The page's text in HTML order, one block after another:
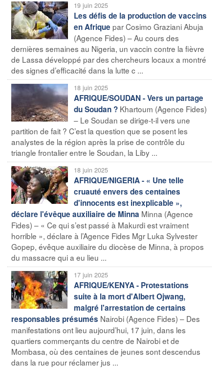
19 juin 2025
Les défis de la production de vaccins
en Afrique par Cosimo Graziani Abuja
(Agence Fides) – Au cours des
dernières semaines au Nigeria, un vaccin contre la fièvre
de Lassa développé par des chercheurs locaux a montré
des signes d’efficacité dans la lutte c ...
18 juin 2025
AFRIQUE/SOUDAN - Vers un partage
du Soudan ? Khartoum (Agence Fides)
– Le Soudan se dirige-t-il vers une
partition de fait ? C’est la question que se posent les
analystes de la région après la prise de contrôle du
triangle frontalier entre le Soudan, la Liby ...
18 juin 2025
AFRIQUE/NIGERIA - « Une telle
cruauté envers des centaines
d'innocents est inexplicable »,
déclare l'évêque auxiliaire de Minna Minna (Agence
Fides) – « Ce qui s’est passé à Makurdi est vraiment
horrible », déclare à l’Agence Fides Mgr Luka Sylvester
Gopep, évêque auxiliaire du diocèse de Minna, à propos
du massacre qui a eu lieu ...
17 juin 2025
AFRIQUE/KENYA - Protestations
suite à la mort d'Albert Ojwang,
malgré l'arrestation de certains
responsables présumés Nairobi (Agence Fides) – Des
manifestations ont lieu aujourd’hui, 17 juin, dans les
quartiers commerçants du centre de Nairobi et de
Mombasa, où des centaines de jeunes sont descendus
dans la rue pour réclamer jus ...